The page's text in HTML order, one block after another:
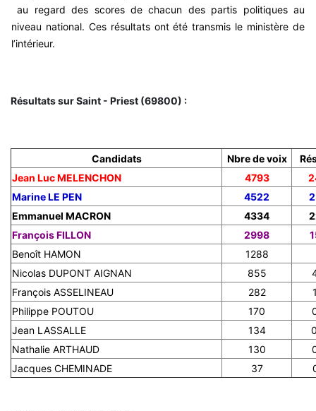
au regard des scores de chacun des partis politiques au
niveau national. Ces résultats ont été transmis le ministère de
l’intérieur.
Résultats sur Saint - Priest (69800) :
Candidats Nbre de voix
Jean Luc MELENCHON
4793
Marine LE PEN
4522
Emmanuel MACRON
4334
François FILLON
2998
Benoît HAMON
1288
Nicolas DUPONT AIGNAN
855
François ASSELINEAU
282
Philippe POUTOU
170
Jean LASSALLE
134
Nathalie ARTHAUD
130
Jacques CHEMINADE
37